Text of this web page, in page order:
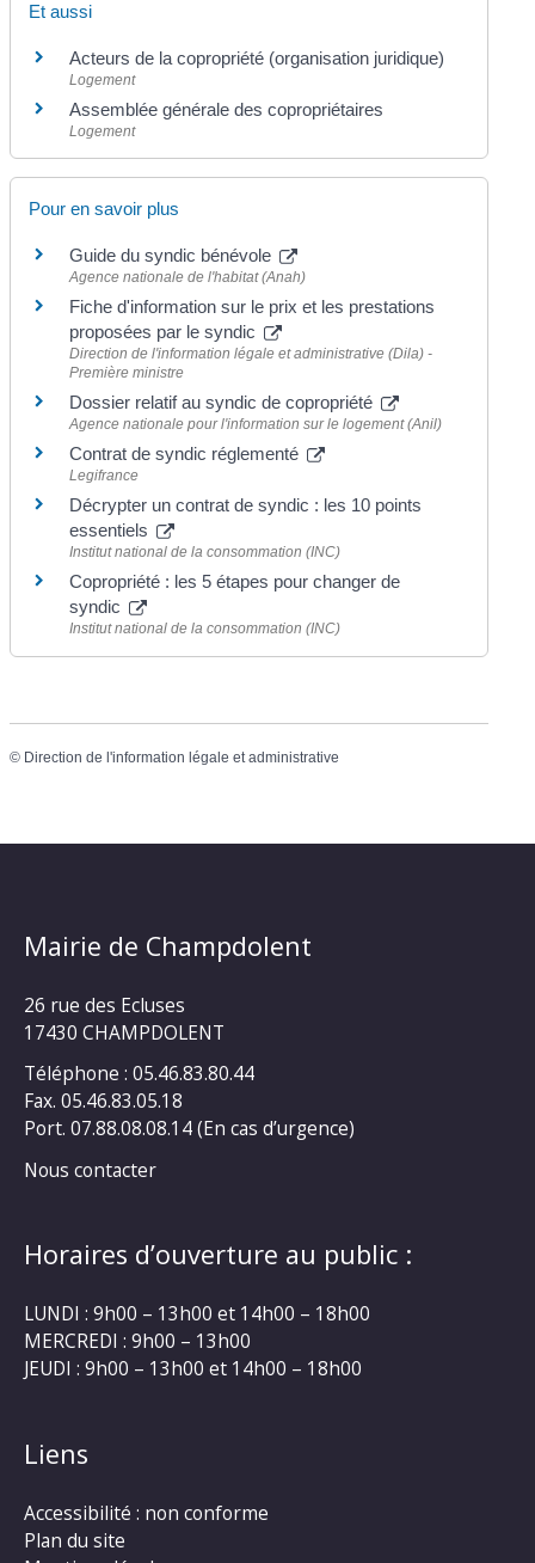
Et aussi
Acteurs de la copropriété (organisation juridique)
Logement
Assemblée générale des copropriétaires
Logement
Pour en savoir plus
Guide du syndic bénévole
Agence nationale de l'habitat (Anah)
Fiche d'information sur le prix et les prestations
proposées par le syndic
Direction de l'information légale et administrative (Dila) -
Première ministre
Dossier relatif au syndic de copropriété
Agence nationale pour l'information sur le logement (Anil)
Contrat de syndic réglementé
Legifrance
Décrypter un contrat de syndic : les 10 points
essentiels
Institut national de la consommation (INC)
Copropriété : les 5 étapes pour changer de
syndic
Institut national de la consommation (INC)
© Direction de l'information légale et administrative
Mairie de Champdolent
26 rue des Ecluses
17430 CHAMPDOLENT
Téléphone : 05.46.83.80.44
Fax. 05.46.83.05.18
Port. 07.88.08.08.14 (En cas d’urgence)
Nous contacter
Horaires d’ouverture au public :
LUNDI : 9h00 – 13h00 et 14h00 – 18h00
MERCREDI : 9h00 – 13h00
JEUDI : 9h00 – 13h00 et 14h00 – 18h00
Liens
Accessibilité : non conforme
Plan du site